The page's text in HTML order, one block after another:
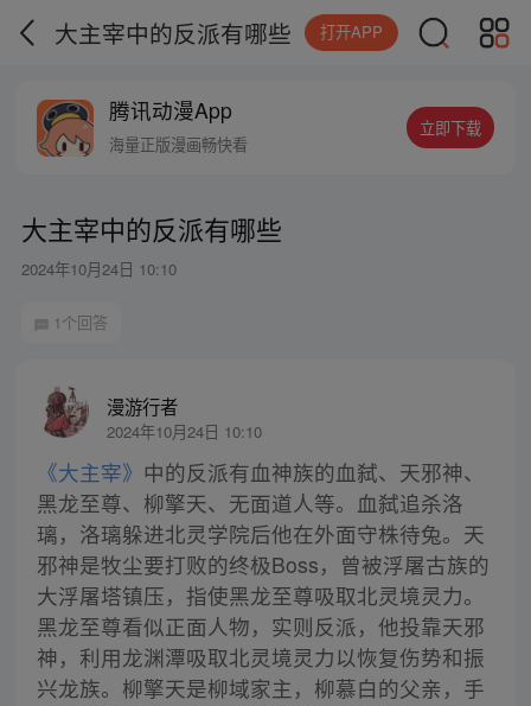
大主宰中的反派有哪些 打开APP
腾讯动漫App
海量正版漫画畅快看
立即下载
大主宰中的反派有哪些
2024年10月24日 10:10
1个回答
漫游行者
2024年10月24日 10:10
《大主宰》 中的反派有血神族的血弑、天邪神、
黑龙至尊、柳擎天、无面道人等。血弑追杀洛
璃，洛璃躲进北灵学院后他在外面守株待兔。天
邪神是牧尘要打败的终极Boss，曾被浮屠古族的
大浮屠塔镇压，指使黑龙至尊吸取北灵境灵力。
黑龙至尊看似正面人物，实则反派，他投靠天邪
神，利用龙渊潭吸取北灵境灵力以恢复伤势和振
兴龙族。柳擎天是柳域家主，柳慕白的父亲，手